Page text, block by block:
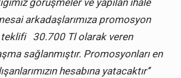
görüşmeler ve yapılan ihale
arkadaşlarımıza promosyon
teklifi 30.700 Tl olarak veren
sağlanmıştır. Promosyonları en
hesabına yatacaktır’’